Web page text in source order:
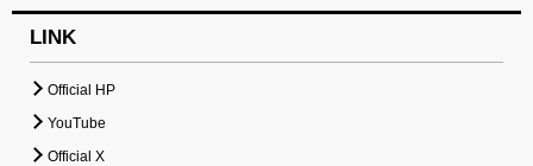
LINK
Official HP
YouTube
Official X